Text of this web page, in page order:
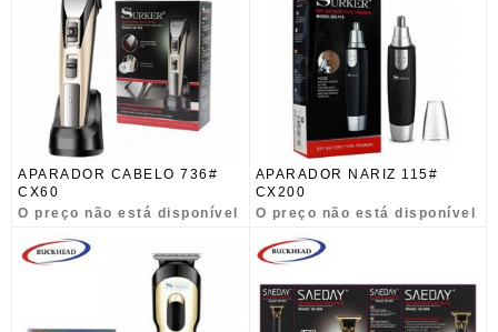
APARADOR CABELO 736#
CX60
O preço não está disponível
APARADOR NARIZ 115#
CX200
O preço não está disponível